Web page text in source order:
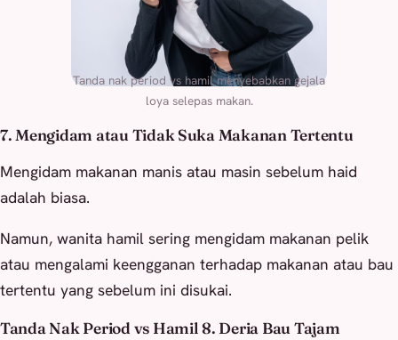
Tanda nak period vs hamil menyebabkan gejala
loya selepas makan.
7. Mengidam atau Tidak Suka Makanan Tertentu
Mengidam makanan manis atau masin sebelum haid
adalah biasa.
Namun, wanita hamil sering mengidam makanan pelik
atau mengalami keengganan terhadap makanan atau bau
tertentu yang sebelum ini disukai.
Tanda Nak Period vs Hamil 8. Deria Bau Tajam